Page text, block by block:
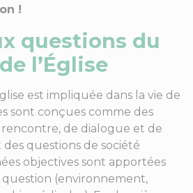
!
questions du
l’Église
est impliquée dans la vie de
sont conçues comme des
de dialogue et de
questions de société
objectives sont apportées
(environnement,